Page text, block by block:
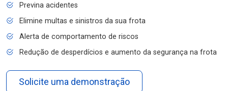
Previna acidentes
Elimine multas e sinistros da sua frota
Alerta de comportamento de riscos
Redução de desperdícios e aumento da segurança na frota
Solicite uma demonstração